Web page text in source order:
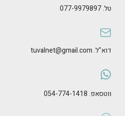
טל. 077-9979897
דוא"ל. tuvalnet@gmail.com
ווטסאפ. 054-774-1418